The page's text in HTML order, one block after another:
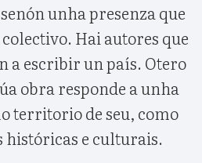
unha presenza que
Hai autores que
a escribir un país. Otero
obra responde a unha
territorio de seu, como
históricas e culturais.